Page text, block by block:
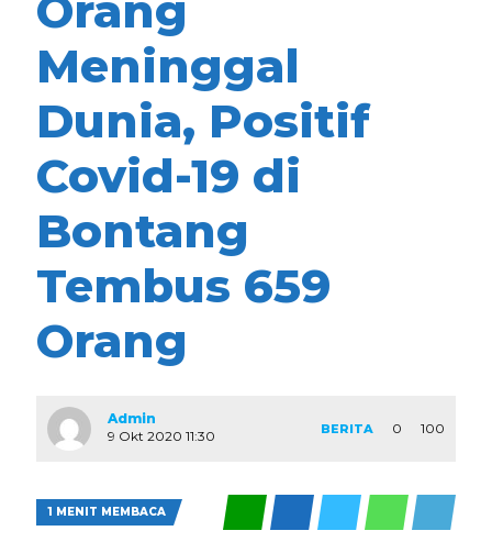
Meninggal
Dunia, Positif
Covid-19 di
Bontang
Tembus 659
Orang
Admin
9 Okt 2020 11:30
BERITA 0 100
1 MENIT MEMBACA